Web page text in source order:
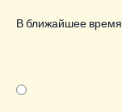
В ближайшее время